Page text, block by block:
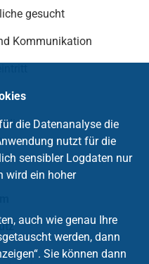
gesucht
Kommunikation
die Datenanalyse die
nutzt für die
sensibler Logdaten nur
wird ein hoher
auch wie genau Ihre
werden, dann
Sie können dann